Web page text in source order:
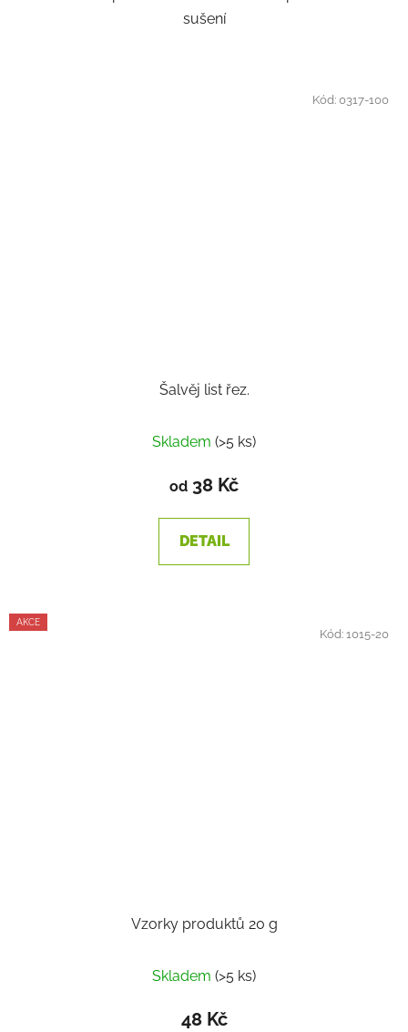
sušení
Šalvěj list řez.
Skladem (>5 ks)
od 38 Kč
DETAIL
Kód:0317-100
AKCE
Vzorky produktů 20 g
hodnocení
produktu
Skladem (>5 ks)
48 Kč
Kód:1015-20